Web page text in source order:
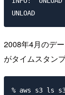
2008年4月のデ
がタイムスタン
% aws s3 ls